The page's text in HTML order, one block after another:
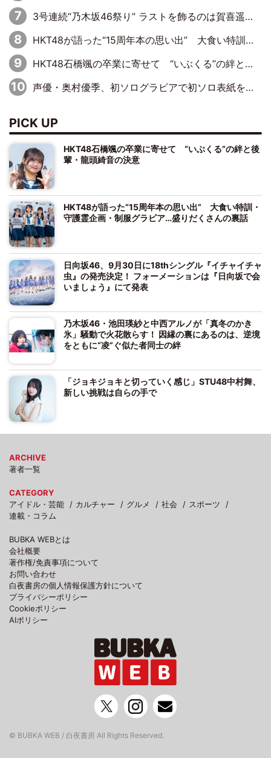
3号連続“乃木坂46祭り” ラストを飾るのは賀喜遥香…5年ぶりの登場に「5年分大人になった私を見ていただけたら」
HKT48が語った“15周年本の思い出” 大食い特訓・守護霊企画・制服グラビア…盛りだくさんの裏話
HKT48石橋颯の卒業に寄せて “いぶくる”の絆と後輩・龍頭綺音の決意
声優・奥村優季、初ソログラビアで初ソロ表紙を飾る！ 初めて見せる表情や、声優を志したきっかけなどを語った必読のインタビューを掲載
PICK UP
HKT48石橋颯の卒業に寄せて “いぶくる”の絆と後
輩・龍頭綺音の決意
HKT48が語った“15周年本の思い出” 大食い特訓・
守護霊企画・制服グラビア…盛りだくさんの裏話
日向坂46、9月30日に18thシングル『イチャイチャ
虫』の発売決定！ フォーメーションは『日向坂で会
いましょう』にて発表
乃木坂46・池田瑛紗と中西アルノが「真冬のかき
氷」騒動で火花散らす！ 因縁の裏にあるのは、逆境
をともに“凌”ぐ似た者同士の絆
「ジョキジョキと切っていく感じ」STU48中村舞、
新しい挑戦は自らの手で
ARCHIVE
著者一覧
CATEGORY
アイドル・芸能
カルチャー グルメ 社会
スポーツ
連載・コラム
BUBKA WEBとは
会社概要
著作権/免責事項について
お問い合わせ
白夜書房の個人情報保護方針について
プライバシーポリシー
Cookieポリシー
AIポリシー
© BUBKA WEB / 白夜書房 All Rights Reserved.